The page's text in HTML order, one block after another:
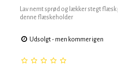
Lav nemt sprød og lækker stegt flæsk
denne flæskeholder
Udsolgt - men kommer igen